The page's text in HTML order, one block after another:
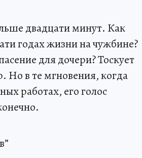
двадцати минут. Как
годах жизни на чужбине?
для дочери? Тоскует
Но в те мгновения, когда
работах, его голос